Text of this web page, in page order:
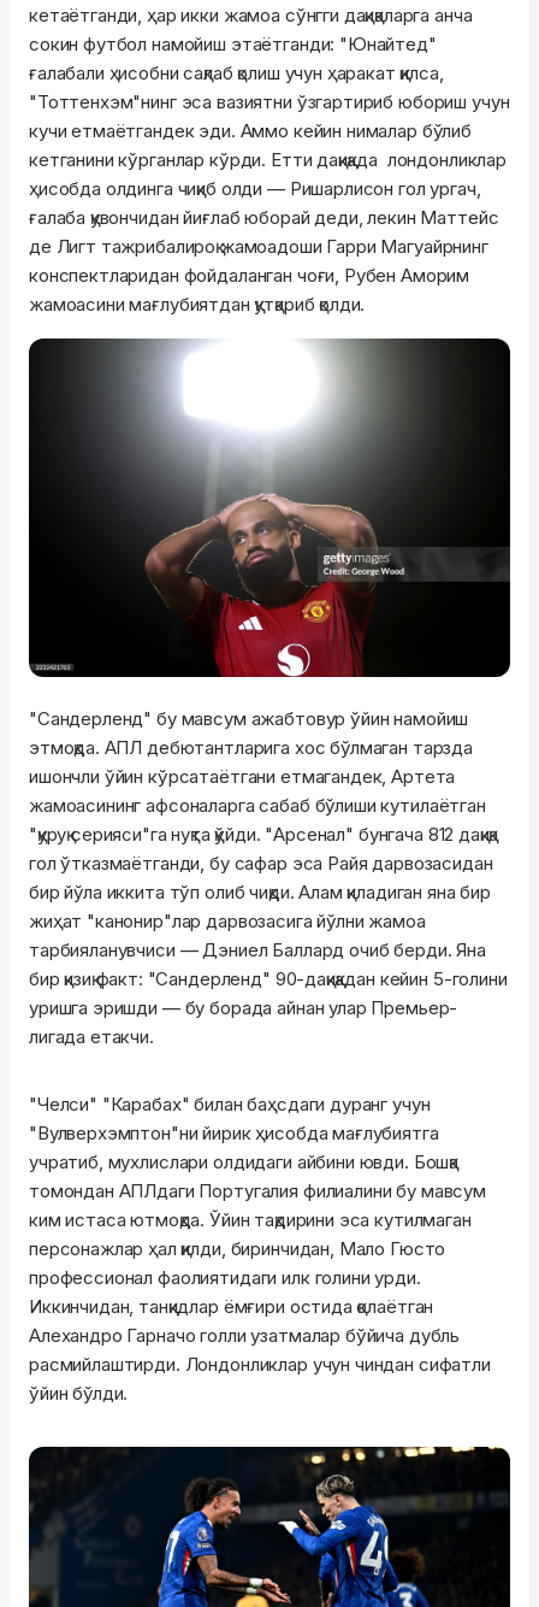
кетаётганди, ҳар икки жамоа сўнгги дақиқаларга анча
сокин футбол намойиш этаётганди: "Юнайтед"
ғалабали ҳисобни сақлаб қолиш учун ҳаракат қилса,
"Тоттенхэм"нинг эса вазиятни ўзгартириб юбориш учун
кучи етмаётгандек эди. Аммо кейин нималар бўлиб
кетганини кўрганлар кўрди. Етти дақиқада лондонликлар
ҳисобда олдинга чиқиб олди — Ришарлисон гол ургач,
ғалаба қувончидан йиғлаб юборай деди, лекин Маттейс
де Лигт тажрибалироқ жамоадоши Гарри Магуайрнинг
конспектларидан фойдаланган чоғи, Рубен Аморим
жамоасини мағлубиятдан қутқариб қолди.
"Сандерленд" бу мавсум ажабтовур ўйин намойиш
этмоқда. АПЛ дебютантларига хос бўлмаган тарзда
ишончли ўйин кўрсатаётгани етмагандек, Артета
жамоасининг афсоналарга сабаб бўлиши кутилаётган
"қуруқ серияси"га нуқта қўйди. "Арсенал" бунгача 812 дақиқа
гол ўтказмаётганди, бу сафар эса Райя дарвозасидан
бир йўла иккита тўп олиб чиқди. Алам қиладиган яна бир
жиҳат "канонир"лар дарвозасига йўлни жамоа
тарбияланувчиси — Дэниел Баллард очиб берди. Яна
бир қизиқ факт: "Сандерленд" 90-дақиқадан кейин 5-голини
уришга эришди — бу борада айнан улар Премьер-
лигада етакчи.
"Челси" "Карабах" билан баҳсдаги дуранг учун
"Вулверхэмптон"ни йирик ҳисобда мағлубиятга
учратиб, мухлислари олдидаги айбини ювди. Бошқа
томондан АПЛдаги Португалия филиалини бу мавсум
ким истаса ютмоқда. Ўйин тақдирини эса кутилмаган
персонажлар ҳал қилди, биринчидан, Мало Гюсто
профессионал фаолиятидаги илк голини урди.
Иккинчидан, танқидлар ёмғири остида қолаётган
Алехандро Гарначо голли узатмалар бўйича дубль
расмийлаштирди. Лондонликлар учун чиндан сифатли
ўйин бўлди.